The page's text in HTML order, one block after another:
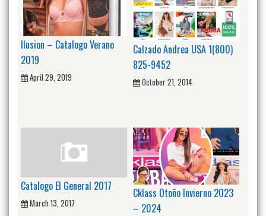
Ilusion – Catalogo Verano
2019
April 29, 2019
Calzado Andrea USA 1(800)
825-9452
October 21, 2014
Catalogo El General 2017
March 13, 2017
Cklass Otoño Invierno 2023
– 2024